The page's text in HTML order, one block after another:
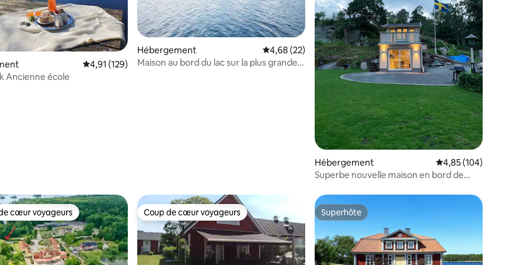
la base de 32 commentaires : 4,94 sur 5
Évaluation moyenne sur la base de 129 commentaires : 4,91 sur 5
4,91 (129)
Ancienne école
Hébergement Évaluation moyenne sur la base de 22 commentaires : 4,68 sur 5
4,68 (22)
Maison au bord du lac sur la plus grande
Hébergement Évaluation moyenne
4,85 (104)
Superbe nouvelle maison en bord de
cœur voyageurs les plus appréciés
cœur voyageurs Coup de cœur voyageurs
Coup de cœur voyageurs Superhôte
Superhôte